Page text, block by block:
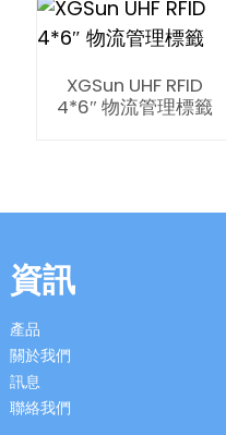
XGSun UHF RFID
4*6″ 物流管理標籤
資訊
產品
關於我們
訊息
聯絡我們